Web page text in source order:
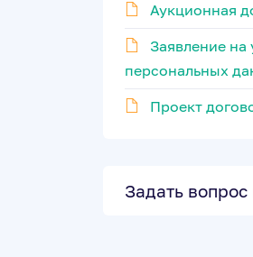
Аукционная
Заявление на
персональных
Проект
Задать вопрос